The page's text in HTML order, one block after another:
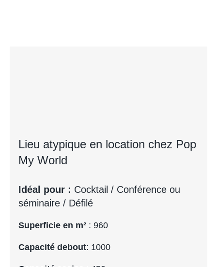
Lieu atypique en location chez Pop
My World
Idéal pour : Cocktail / Conférence ou
séminaire / Défilé
Superficie en m² : 960
Capacité debout: 1000